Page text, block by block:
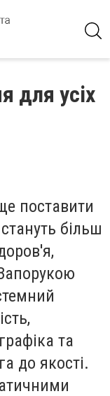
для усіх
поставити
більш
та
до якості.